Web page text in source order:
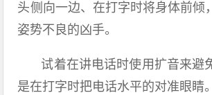
头侧向一边、在打字时将身体前倾
姿势不良的凶手。
试着在讲电话时使用扩音来避
是在打字时把电话水平的对准眼睛。